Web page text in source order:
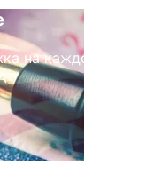
на каждом